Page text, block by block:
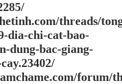
threads/
dia-chi-cat-bao-
dung-bac-giang-
forum/